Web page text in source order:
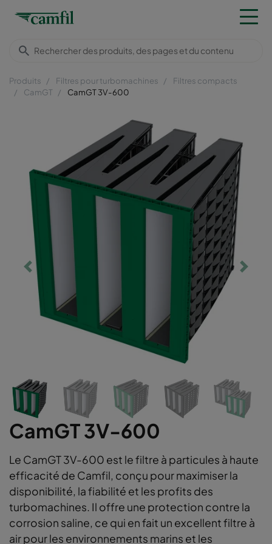
Produits Filtres pour turbomachines
Filtres compacts
CamGT
CamGT 3V-600
CamGT 3V-600
Le CamGT 3V-600 est le filtre à particules à haute
efficacité de Camfil, conçu pour maximiser la
disponibilité, la fiabilité et les profits des
turbomachines. Il offre une protection contre la
corrosion saline, ce qui en fait un excellent filtre à
air pour les environnements marins et les